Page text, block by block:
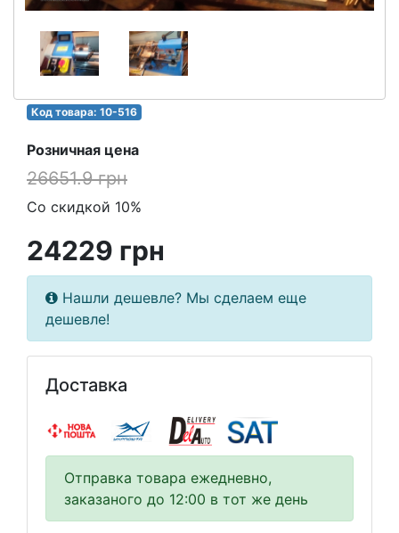
Код товара: 10-516
Розничная цена
26651.9 грн
Со скидкой 10%
24229 грн
Нашли дешевле? Мы сделаем еще
дешевле!
Доставка
Отправка товара ежедневно,
заказаного до 12:00 в тот же день